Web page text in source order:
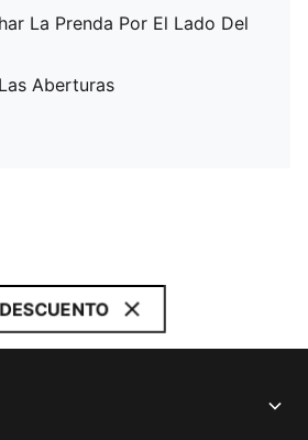
La Prenda Por El Lado Del
Aberturas